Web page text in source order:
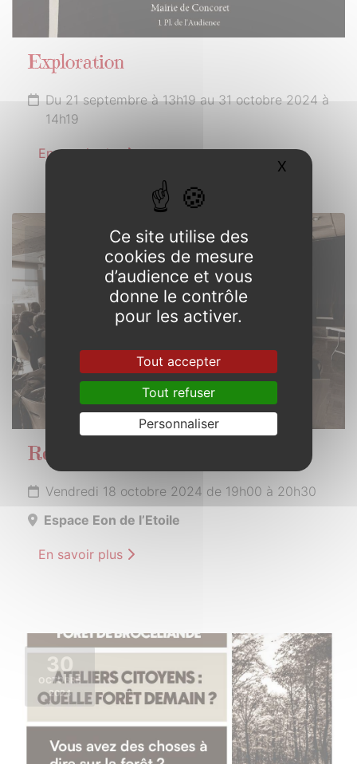
Exploration
Du 21 septembre à 13h19 au 31 octobre 2024 à
14h19
En savoir plus
OCTOBRE
Réunion publique
Vendredi 18 octobre 2024 de 19h00 à 20h30
Espace Eon de l’Etoile
En savoir plus
30
OCTOBRE
2024
Ce site utilise des
cookies de mesure
d’audience et vous
donne le contrôle
pour les activer.
Tout accepter
Tout refuser
Personnaliser
X Masquer